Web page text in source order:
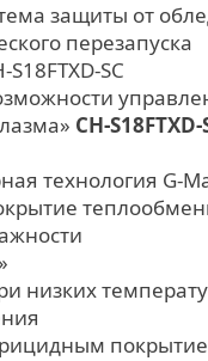
защиты от
перезапуска
SC
CH-
технология G-
низких